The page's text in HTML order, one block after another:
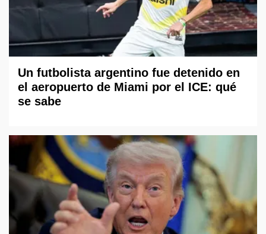
Un futbolista argentino fue detenido en
el aeropuerto de Miami por el ICE: qué
se sabe